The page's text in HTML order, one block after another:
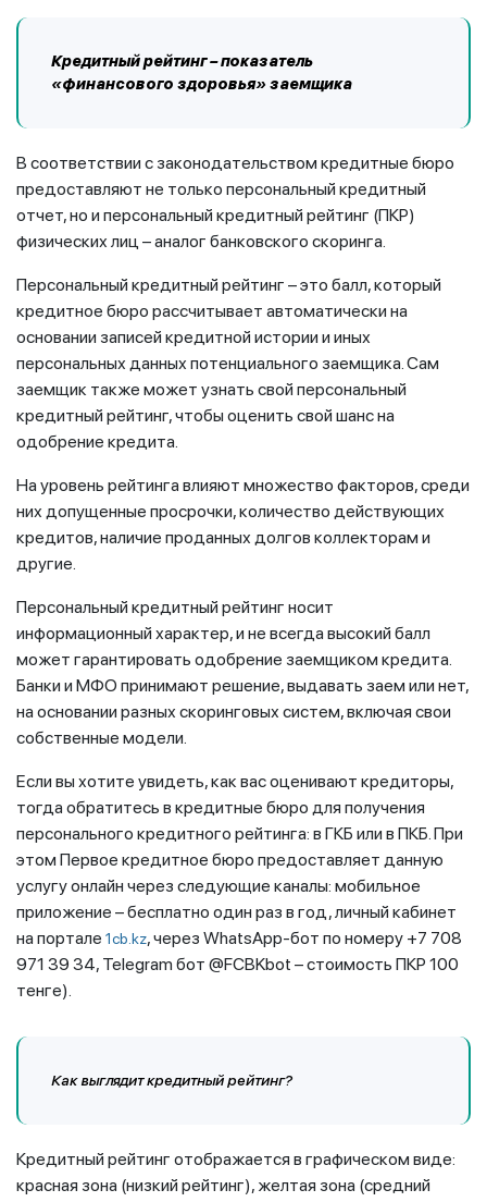
Кредитный рейтинг – показатель
«финансового здоровья» заемщика
В соответствии с законодательством кредитные бюро
предоставляют не только персональный кредитный
отчет, но и персональный кредитный рейтинг (ПКР)
физических лиц – аналог банковского скоринга.
Персональный кредитный рейтинг – это балл, который
кредитное бюро рассчитывает автоматически на
основании записей кредитной истории и иных
персональных данных потенциального заемщика. Сам
заемщик также может узнать свой персональный
кредитный рейтинг, чтобы оценить свой шанс на
одобрение кредита.
На уровень рейтинга влияют множество факторов, среди
них допущенные просрочки, количество действующих
кредитов, наличие проданных долгов коллекторам и
другие.
Персональный кредитный рейтинг носит
информационный характер, и не всегда высокий балл
может гарантировать одобрение заемщиком кредита.
Банки и МФО принимают решение, выдавать заем или нет,
на основании разных скоринговых систем, включая свои
собственные модели.
Если вы хотите увидеть, как вас оценивают кредиторы,
тогда обратитесь в кредитные бюро для получения
персонального кредитного рейтинга: в ГКБ или в ПКБ. При
этом Первое кредитное бюро предоставляет данную
услугу онлайн через следующие каналы: мобильное
приложение – бесплатно один раз в год, личный кабинет
на портале 1cb.kz, через WhatsApp-бот по номеру +7 708
971 39 34, Telegram бот @FCBKbot – стоимость ПКР 100
тенге).
Как выглядит кредитный рейтинг?
Кредитный рейтинг отображается в графическом виде:
красная зона (низкий рейтинг), желтая зона (средний